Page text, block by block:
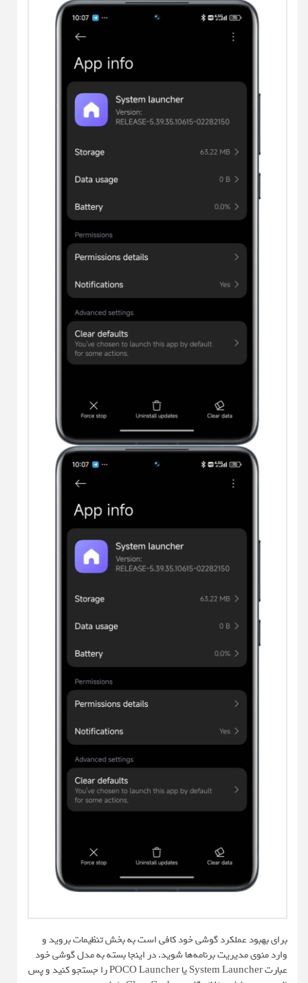
برای بهبود عملکرد گوشی خود کافی است به بخش تنظیمات بروید و
وارد منوی مدیریت برنامه‌ها شوید. در اینجا بسته به مدل گوشی خود
عبارت System Launcher یا POCO Launcher را جستجو کنید و پس